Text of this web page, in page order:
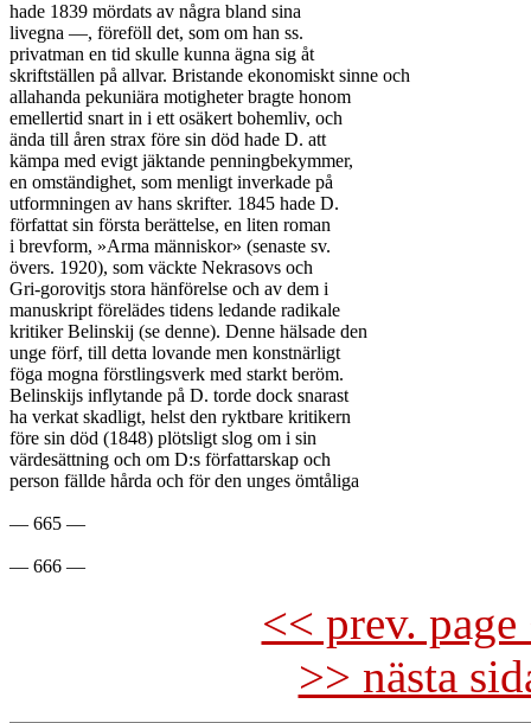
hade 1839 mördats av några bland sina
livegna —, föreföll det, som om han ss.
privatman en tid skulle kunna ägna sig åt
skriftställen på allvar. Bristande ekonomiskt sinne och
allahanda pekuniära motigheter bragte honom
emellertid snart in i ett osäkert bohemliv, och
ända till åren strax före sin död hade D. att
kämpa med evigt jäktande penningbekymmer,
en omständighet, som menligt inverkade på
utformningen av hans skrifter. 1845 hade D.
författat sin första berättelse, en liten roman
i brevform, »Arma människor» (senaste sv.
övers. 1920), som väckte Nekrasovs och
Gri-gorovitjs stora hänförelse och av dem i
manuskript förelädes tidens ledande radikale
kritiker Belinskij (se denne). Denne hälsade den
unge förf, till detta lovande men konstnärligt
föga mogna förstlingsverk med starkt beröm.
Belinskijs inflytande på D. torde dock snarast
ha verkat skadligt, helst den ryktbare kritikern
före sin död (1848) plötsligt slog om i sin
värdesättning och om D:s författarskap och
person fällde hårda och för den unges ömtåliga
— 665 —
<< prev.
>> nästa